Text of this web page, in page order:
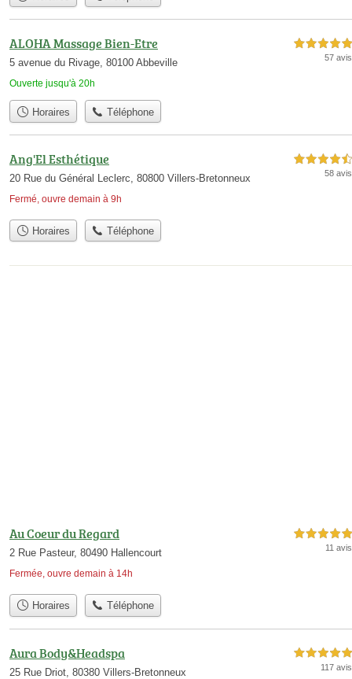
ALOHA Massage Bien-Etre
5 avenue du Rivage, 80100 Abbeville
Ouverte jusqu'à 20h
5,0 étoiles sur 5
57 avis
Horaires Téléphone
Ang'El Esthétique
20 Rue du Général Leclerc, 80800 Villers-Bretonneux
Fermé, ouvre demain à 9h
4,5 étoiles sur 5
58 avis
Horaires Téléphone
Au Coeur du Regard
2 Rue Pasteur, 80490 Hallencourt
Fermée, ouvre demain à 14h
5,0 étoiles sur 5
11 avis
Horaires Téléphone
Aura Body&Headspa
25 Rue Driot, 80380 Villers-Bretonneux
5,0 étoiles sur 5
117 avis